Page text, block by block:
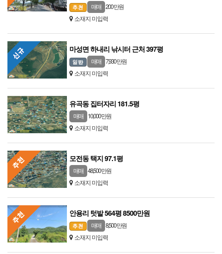
매매
200 만원
소재지 미입력
마성면 하내리 낚시터 근처 397평
매매
7,930 만원
소재지 미입력
유곡동 집터자리 181.5평
매매
10,000 만원
소재지 미입력
모전동 택지 97.1평
매매
48,500 만원
소재지 미입력
안용리 텃밭 564평 8500만원
매매
8,500 만원
소재지 미입력